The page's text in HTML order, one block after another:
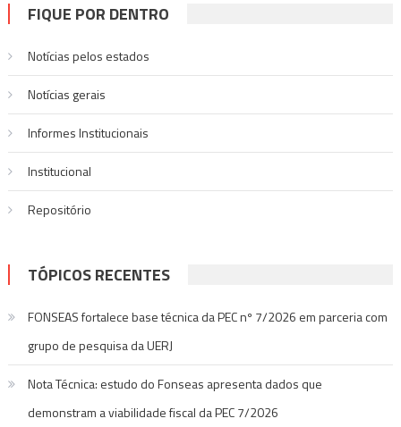
FIQUE POR DENTRO
Notícias pelos estados
Notí­cias gerais
Informes Institucionais
Institucional
Repositório
TÓPICOS RECENTES
FONSEAS fortalece base técnica da PEC nº 7/2026 em parceria com
grupo de pesquisa da UERJ
Nota Técnica: estudo do Fonseas apresenta dados que
demonstram a viabilidade fiscal da PEC 7/2026